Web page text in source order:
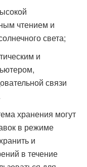
чтением и
света;
и
связи
хранения могут
в режиме
и
в течение